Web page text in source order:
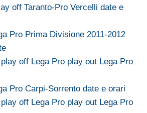
off Taranto-Pro Vercelli date e
Pro Prima Divisione 2011-2012
off Lega Pro play out Lega Pro
Pro Carpi-Sorrento date e orari
off Lega Pro play out Lega Pro